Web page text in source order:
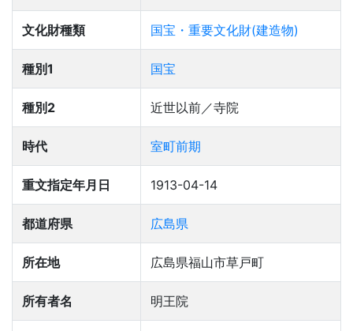
文化財種類 国宝・重要文化財(建造物)
種別1 国宝
種別2 近世以前／寺院
時代 室町前期
重文指定年月日 1913-04-14
都道府県 広島県
所在地 広島県福山市草戸町
所有者名 明王院